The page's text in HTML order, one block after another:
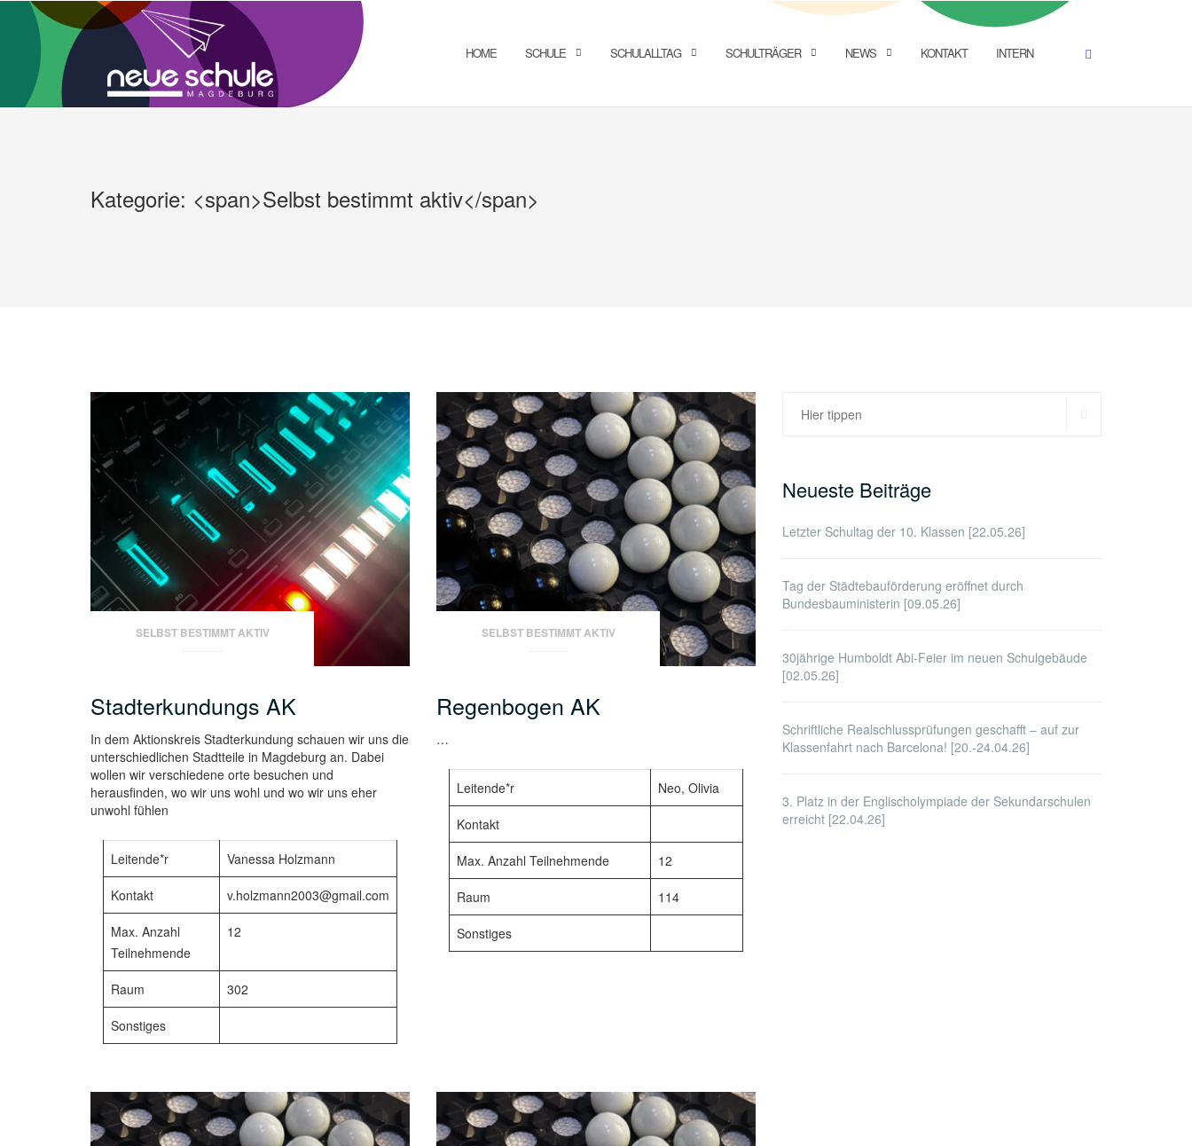
springen
HOME SCHULE SCHULALLTAG SCHULTRÄGER NEWS KONTAKT INTERN
Kategorie: <span>Selbst bestimmt aktiv</span>
SELBST BESTIMMT AKTIV
Stadterkundungs AK
In dem Aktionskreis Stadterkundung schauen wir uns die
unterschiedlichen Stadtteile in Magdeburg an. Dabei
wollen wir verschiedene orte besuchen und
herausfinden, wo wir uns wohl und wo wir uns eher
unwohl fühlen
Leitende*r Vanessa Holzmann
Kontakt v.holzmann2003@gmail.com
Max. Anzahl
Teilnehmende
12
Raum 302
Sonstiges
SELBST BESTIMMT AKTIV
Regenbogen AK
…
Leitende*r Neo, Olivia
Kontakt
Max. Anzahl Teilnehmende 12
Raum 114
Sonstiges
Suchen
Neueste Beiträge
Letzter Schultag der 10. Klassen [22.05.26]
Tag der Städtebauförderung eröffnet durch
Bundesbauministerin [09.05.26]
30jährige Humboldt Abi-Feier im neuen Schulgebäude
[02.05.26]
Schriftliche Realschlussprüfungen geschafft – auf zur
Klassenfahrt nach Barcelona! [20.-24.04.26]
3. Platz in der Englischolympiade der Sekundarschulen
erreicht [22.04.26]